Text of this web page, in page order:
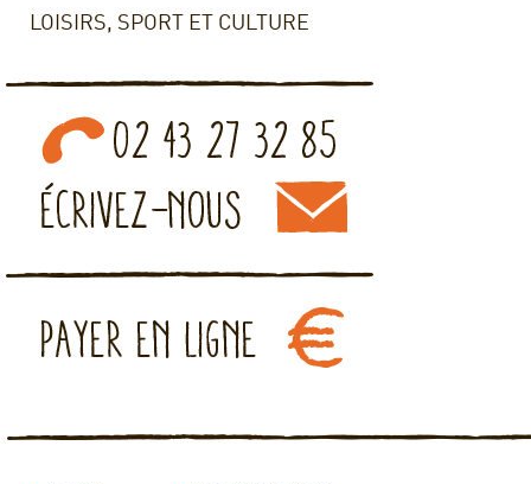
LOISIRS, SPORT ET CULTURE